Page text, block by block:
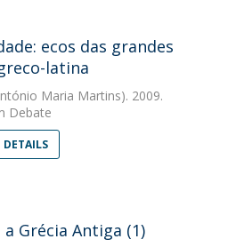
ecos das grandes
latina
Maria Martins). 2009.
Debate
Grécia Antiga (1)